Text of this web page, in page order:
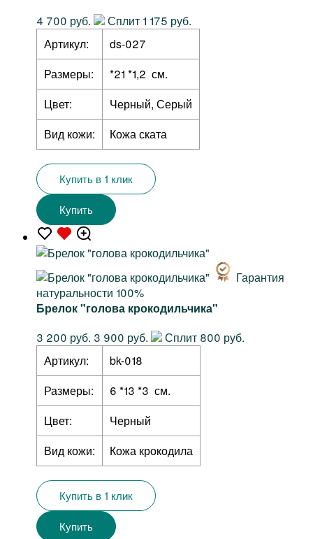
4 700 руб.
Сплит 1 175 руб.
Артикул:
ds-027
Размеры:
*21 *1,2 см.
Цвет:
Черный, Серый
Вид кожи:
Кожа ската
Купить в 1 клик
Купить
Гарантия
натуральности 100%
Брелок "голова крокодильчика"
3 200 руб. 3 900 руб.
Сплит 800 руб.
Артикул:
bk-018
Размеры:
6 *13 *3 см.
Цвет:
Черный
Вид кожи:
Кожа крокодила
Купить в 1 клик
Купить